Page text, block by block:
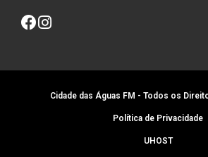
Cidade das Águas FM - Todos os
Política de Privacidade
UHOST